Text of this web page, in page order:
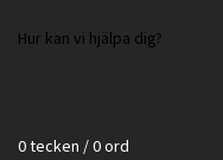
0 tecken / 0 ord